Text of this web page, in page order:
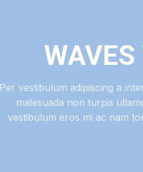
WAVES
Per vestibulum adipiscing a
malesuada non turpis
vestibulum eros mi ac nam